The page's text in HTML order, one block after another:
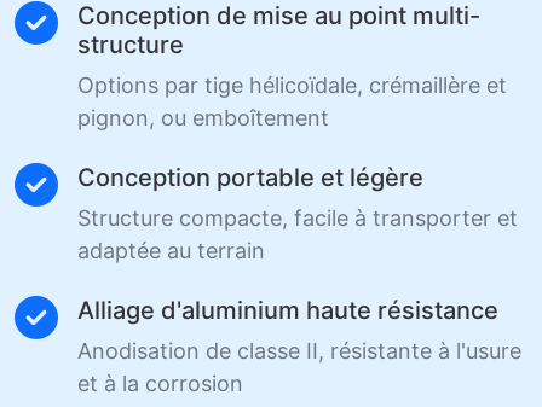
Conception de mise au point multi-
structure
Options par tige hélicoïdale, crémaillère et
pignon, ou emboîtement
Conception portable et légère
Structure compacte, facile à transporter et
adaptée au terrain
Alliage d'aluminium haute résistance
Anodisation de classe II, résistante à l'usure
et à la corrosion